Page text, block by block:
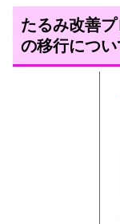
たるみ改善
の移行につい